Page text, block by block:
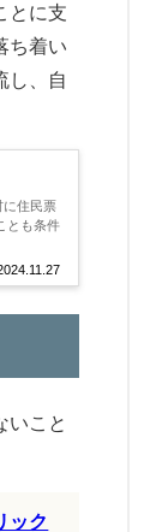
とに支
ち着い
し、自
に住民票
とも条件
いこと
ック